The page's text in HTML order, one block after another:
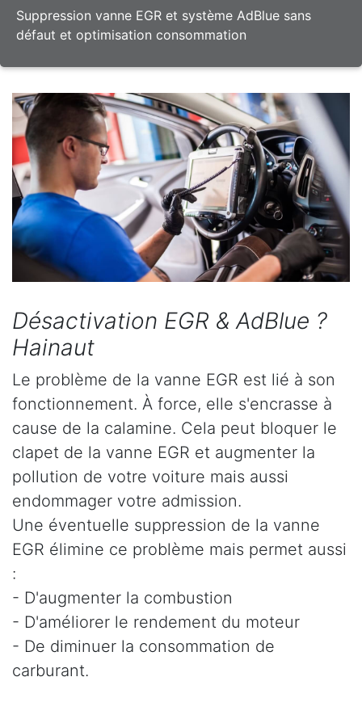
Suppression vanne EGR et système AdBlue sans
défaut et optimisation consommation
Désactivation EGR & AdBlue ?
Hainaut
Le problème de la vanne EGR est lié à son
fonctionnement. À force, elle s'encrasse à
cause de la calamine. Cela peut bloquer le
clapet de la vanne EGR et augmenter la
pollution de votre voiture mais aussi
endommager votre admission.
Une éventuelle suppression de la vanne
EGR élimine ce problème mais permet aussi
:
- D'augmenter la combustion
- D'améliorer le rendement du moteur
- De diminuer la consommation de
carburant.